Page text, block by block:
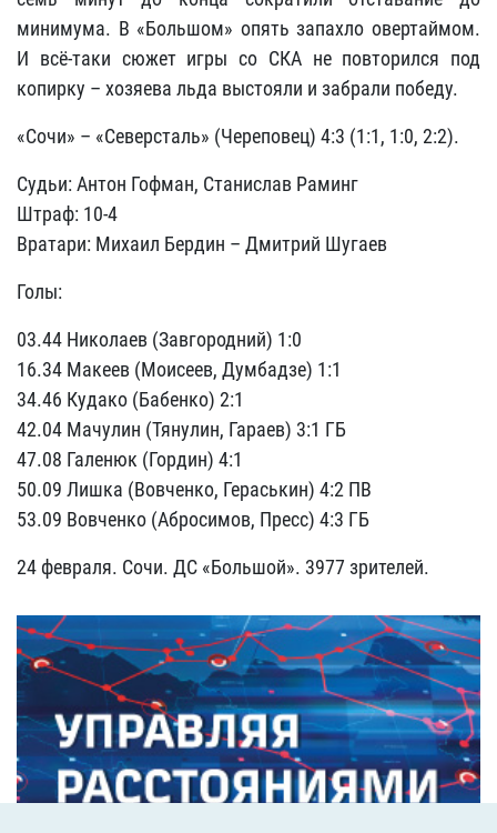
минимума. В «Большом» опять запахло овертаймом.
И всё-таки сюжет игры со СКА не повторился под
копирку – хозяева льда выстояли и забрали победу.
«Сочи» – «Северсталь» (Череповец) 4:3 (1:1, 1:0, 2:2).
Судьи: Антон Гофман, Станислав Раминг
Штраф: 10-4
Вратари: Михаил Бердин – Дмитрий Шугаев
Голы:
03.44 Николаев (Завгородний) 1:0
16.34 Макеев (Моисеев, Думбадзе) 1:1
34.46 Кудако (Бабенко) 2:1
42.04 Мачулин (Тянулин, Гараев) 3:1 ГБ
47.08 Галенюк (Гордин) 4:1
50.09 Лишка (Вовченко, Гераськин) 4:2 ПВ
53.09 Вовченко (Абросимов, Пресс) 4:3 ГБ
24 февраля. Сочи. ДС «Большой». 3977 зрителей.